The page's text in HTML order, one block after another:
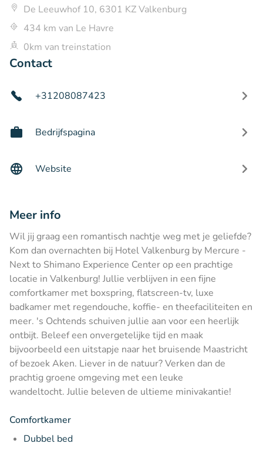
De Leeuwhof 10, 6301 KZ Valkenburg
434 km van Le Havre
0km van treinstation
Contact
+31208087423
Bedrijfspagina
Website
Meer info
Wil jij graag een romantisch nachtje weg met je geliefde?
Kom dan overnachten bij Hotel Valkenburg by Mercure -
Next to Shimano Experience Center op een prachtige
locatie in Valkenburg! Jullie verblijven in een fijne
comfortkamer met boxspring, flatscreen-tv, luxe
badkamer met regendouche, koffie- en theefaciliteiten en
meer. 's Ochtends schuiven jullie aan voor een heerlijk
ontbijt. Beleef een onvergetelijke tijd en maak
bijvoorbeeld een uitstapje naar het bruisende Maastricht
of bezoek Aken. Liever in de natuur? Verken dan de
prachtig groene omgeving met een leuke
wandeltocht. Jullie beleven de ultieme minivakantie!
Comfortkamer
Dubbel bed